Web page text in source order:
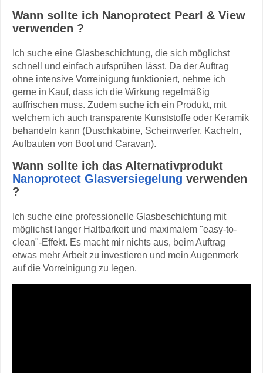
Wann sollte ich Nanoprotect Pearl & View
verwenden ?
Ich suche eine Glasbeschichtung, die sich möglichst
schnell und einfach aufsprühen lässt. Da der Auftrag
ohne intensive Vorreinigung funktioniert, nehme ich
gerne in Kauf, dass ich die Wirkung regelmäßig
auffrischen muss. Zudem suche ich ein Produkt, mit
welchem ich auch transparente Kunststoffe oder Keramik
behandeln kann (Duschkabine, Scheinwerfer, Kacheln,
Aufbauten von Boot und Caravan).
Wann sollte ich das Alternativprodukt
Nanoprotect Glasversiegelung verwenden
?
Ich suche eine professionelle Glasbeschichtung mit
möglichst langer Haltbarkeit und maximalem "easy-to-
clean"-Effekt. Es macht mir nichts aus, beim Auftrag
etwas mehr Arbeit zu investieren und mein Augenmerk
auf die Vorreinigung zu legen.